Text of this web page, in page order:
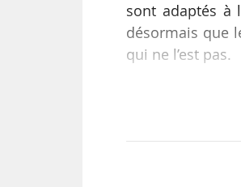
sont adaptés à
désormais que
qui ne l’est pas.